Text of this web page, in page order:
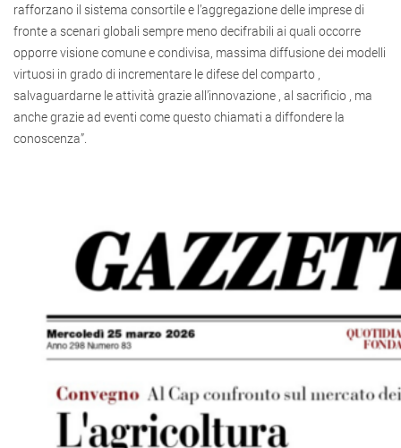
rafforzano il sistema consortile e l’aggregazione delle imprese di
fronte a scenari globali sempre meno decifrabili ai quali occorre
opporre visione comune e condivisa, massima diffusione dei modelli
virtuosi in grado di incrementare le difese del comparto ,
salvaguardarne le attività grazie all’innovazione , al sacrificio , ma
anche grazie ad eventi come questo chiamati a diffondere la
conoscenza”.